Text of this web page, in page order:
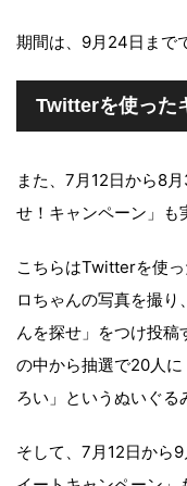
期間は、9月24日まで
Twitterを使った
また、7月12日から8
せ！キャンペーン」も
こちらはTwitterを使
ロちゃんの写真を撮
んを探せ」をつけ投
の中から抽選で20人
ろい」というぬいぐる
そして、7月12日から